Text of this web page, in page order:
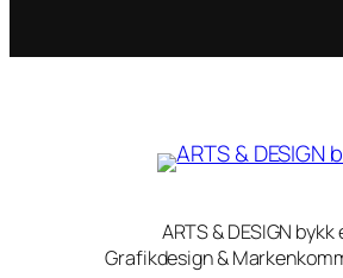
ARTS & DESIGN bykk
Grafikdesign &